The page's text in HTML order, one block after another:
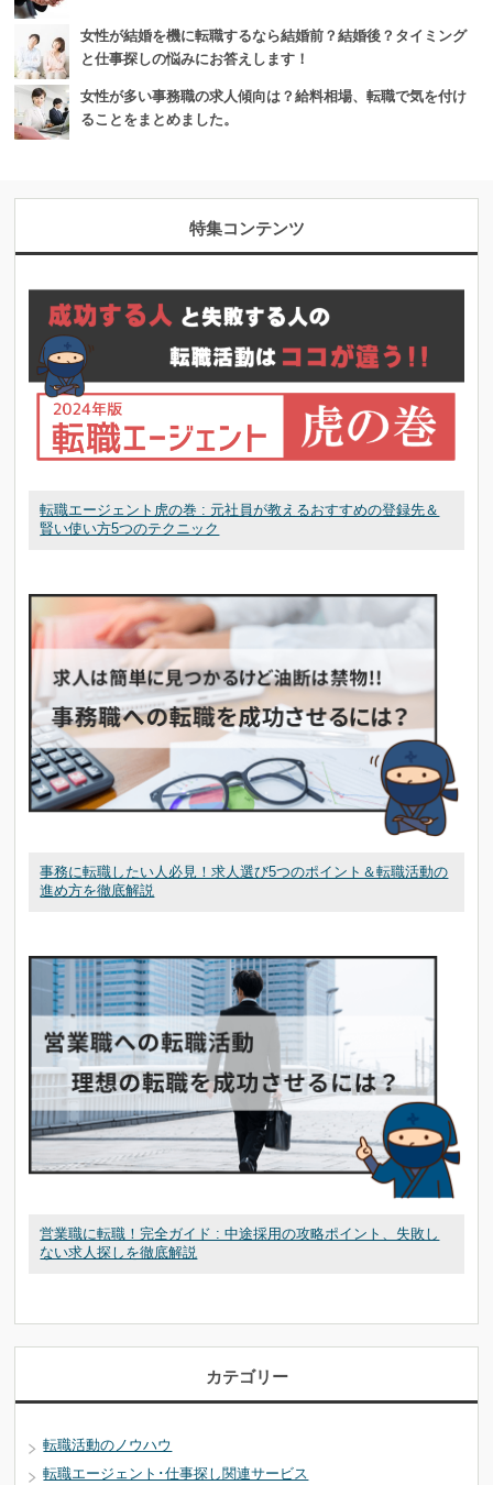
女性が結婚を機に転職するなら結婚前？結婚後？タイミング
と仕事探しの悩みにお答えします！
女性が多い事務職の求人傾向は？給料相場、転職で気を付け
ることをまとめました。
特集コンテンツ
転職エージェント虎の巻 : 元社員が教えるおすすめの登録先＆
賢い使い方5つのテクニック
事務に転職したい人必見！求人選び5つのポイント＆転職活動の
進め方を徹底解説
営業職に転職！完全ガイド : 中途採用の攻略ポイント、失敗し
ない求人探しを徹底解説
カテゴリー
転職活動のノウハウ
転職エージェント･仕事探し関連サービス